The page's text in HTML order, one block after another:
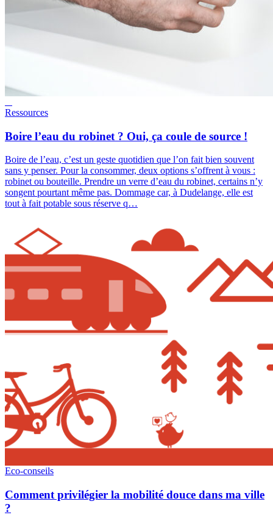
Ressources
Boire l’eau du robinet ? Oui, ça coule de source !
Boire de l’eau, c’est un geste quotidien que l’on fait bien souvent
sans y penser. Pour la consommer, deux options s’offrent à vous :
robinet ou bouteille. Prendre un verre d’eau du robinet, certains n’y
songent pourtant même pas. Dommage car, à Dudelange, elle est
tout à fait potable sous réserve q…
Eco-conseils
Comment privilégier la mobilité douce dans ma ville
?